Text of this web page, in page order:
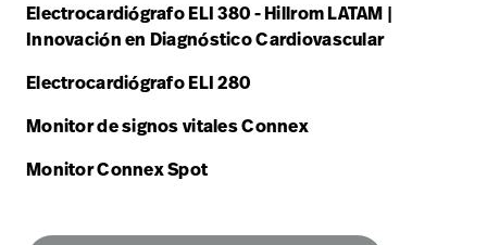
Baxter.com launch
Portal
Electrocardiógrafo ELI 380 - Hillrom LATAM |
Innovación en Diagnóstico Cardiovascular
Electrocardiógrafo ELI 280
Monitor de signos vitales Connex
Monitor Connex Spot